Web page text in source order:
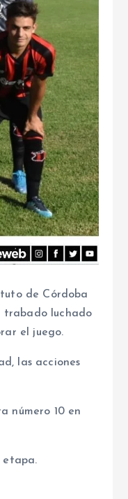
de Córdoba
trabado luchado
el juego.
las acciones
número 10 en
etapa.